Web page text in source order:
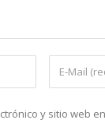
y sitio web